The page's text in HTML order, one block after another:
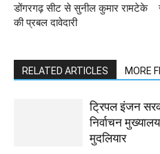
डोंगरगढ़ सीट से सुनील कुमार रामटेके
की प्रबल दावेदारी
RELATED ARTICLES MORE
ट्रिपल इंजन
निर्वाचन
मुदलियार